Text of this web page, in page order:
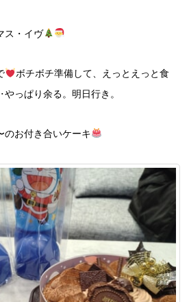
ス・イヴ
ボチボチ準備して、えっとえっと食
っぱり余る。明日行き。
のお付き合いケーキ